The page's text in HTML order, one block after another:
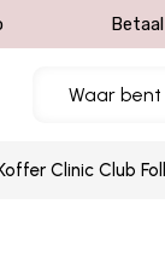
Clinic Club